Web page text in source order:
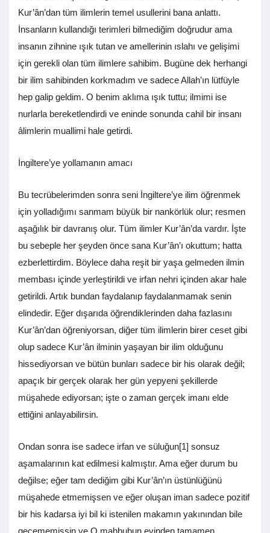
Kur’ân’dan tüm ilimlerin temel usullerini bana anlattı.
İnsanların kullandığı terimleri bilmediğim doğrudur ama
insanın zihnine ışık tutan ve amellerinin ıslahı ve gelişimi
için gerekli olan tüm ilimlere sahibim. Bugüne dek herhangi
bir ilim sahibinden korkmadım ve sadece Allah’ın lütfüyle
hep galip geldim. O benim aklıma ışık tuttu; ilmimi ise
nurlarla bereketlendirdi ve eninde sonunda cahil bir insanı
âlimlerin muallimi hale getirdi.
İngiltere’ye yollamanın amacı
Bu tecrübelerimden sonra seni İngiltere’ye ilim öğrenmek
için yolladığımı sanmam büyük bir nankörlük olur; resmen
aşağılık bir davranış olur. Tüm ilimler Kur’ân’da vardır. İşte
bu sebeple her şeyden önce sana Kur’ân’ı okuttum; hatta
ezberlettirdim. Böylece daha reşit bir yaşa gelmeden ilmin
membası içinde yerleştirildi ve irfan nehri içinden akar hale
getirildi. Artık bundan faydalanıp faydalanmamak senin
elindedir. Eğer dışarıda öğrendiklerinden daha fazlasını
Kur’ân’dan öğreniyorsan, diğer tüm ilimlerin birer ceset gibi
olup sadece Kur’ân ilminin yaşayan bir ilim olduğunu
hissediyorsan ve bütün bunları sadece bir his olarak değil;
apaçık bir gerçek olarak her gün yepyeni şekillerde
müşahede ediyorsan; işte o zaman gerçek imanı elde
ettiğini anlayabilirsin.
Ondan sonra ise sadece irfan ve süluğun[1] sonsuz
aşamalarının kat edilmesi kalmıştır. Ama eğer durum bu
değilse; eğer tam dediğim gibi Kur’ân’ın üstünlüğünü
müşahede etmemişsen ve eğer oluşan iman sadece pozitif
bir his kadarsa iyi bil ki istenilen makamın yakınından bile
geçememişsin ve O mahbubun evinden tamamen